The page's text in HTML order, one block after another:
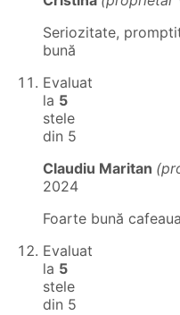
Seriozitate,
bună
Evaluat
la 5
stele
din 5
Claudiu Maritan
2024
Foarte bună
Evaluat
la 5
stele
din 5